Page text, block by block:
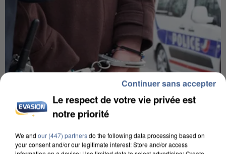
Le respect de votre vie privée est
notre priorité
We and our (447) partnersdo the following data processing based on
your consent and/or our legitimate interest: Store and/or access
Continuer sans accepter